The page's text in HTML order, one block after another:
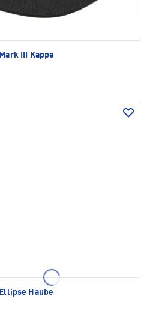
Mark III Kappe
Ellipse Haube